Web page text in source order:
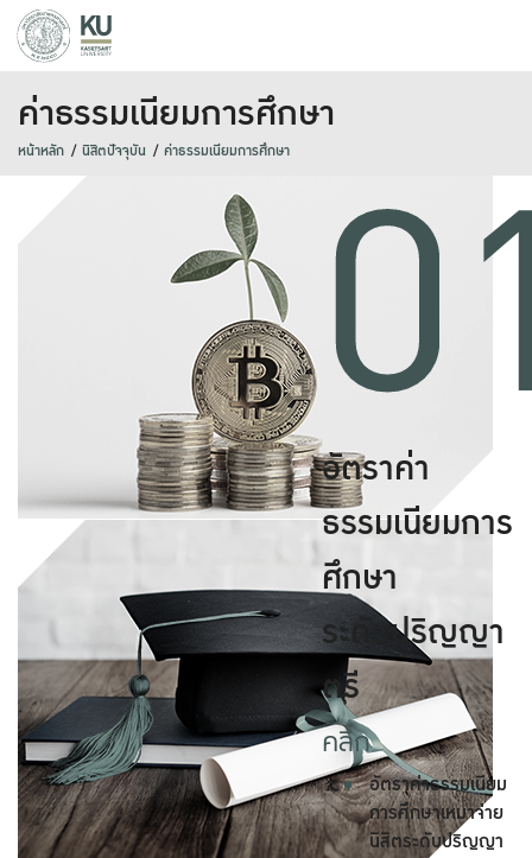
ค่าธรรมเนียมการศึกษา
หน้าหลัก นิสิตปัจจุบัน ค่าธรรมเนียมการศึกษา
อัตราค่า
ธรรมเนียมการ
ศึกษา
ระดับปริญญา
ตรี
คลิก
อัตราค่าธรรมเนียม
การศึกษาเหมาจ่าย
นิสิตระดับปริญญา